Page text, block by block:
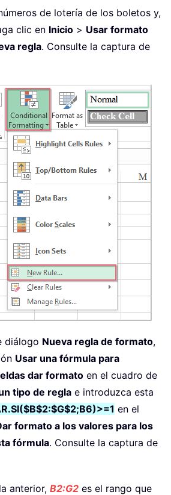
de lotería de los boletos y,
clic en Inicio > Usar formato
regla. Consulte la captura de
diálogo Nueva regla de formato,
Usar una fórmula para
dar formato en el cuadro de
tipo de regla e introduzca esta
en el
formato a los valores para los
fórmula. Consulte la captura de
anterior, B2:G2 es el rango que